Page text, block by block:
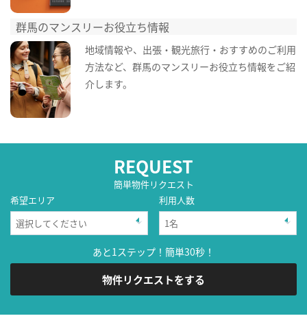
群馬のマンスリーお役立ち情報
地域情報や、出張・観光旅行・おすすめのご利用
方法など、群馬のマンスリーお役立ち情報をご紹
介します。
REQUEST
簡単物件リクエスト
希望エリア
利用人数
あと1ステップ！簡単30秒！
物件リクエストをする